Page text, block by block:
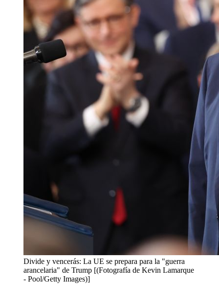
Divide y vencerás: La UE se prepara para la "guerra
arancelaria" de Trump [(Fotografía de Kevin Lamarque
- Pool/Getty Images)]